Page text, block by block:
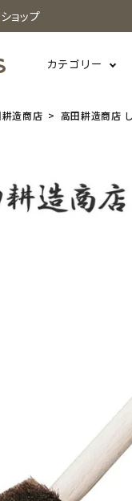
ョップ
カテゴリー
造商店 高田耕造商店